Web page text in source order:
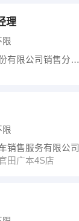
理
限
华北制药股份有限公司销售分公司
限
销售服务有限公司
田广本4S店